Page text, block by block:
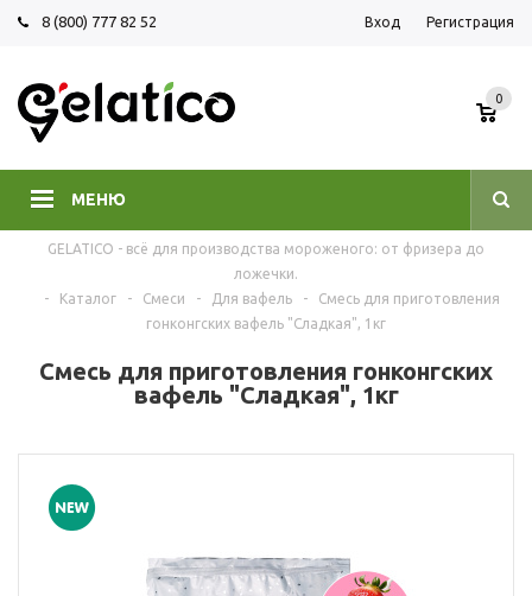
8 (800) 777 82 52 Вход Регистрация
МЕНЮ
0
GELATICO - всё для производства мороженого: от фризера до
ложечки.
-
Каталог - Смеси - Для вафель -
Смесь для приготовления
гонконгских вафель "Сладкая", 1кг
Смесь для приготовления гонконгских
вафель "Сладкая", 1кг